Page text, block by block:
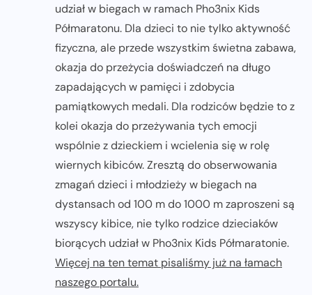
udział w biegach w ramach Pho3nix Kids
Półmaratonu. Dla dzieci to nie tylko aktywność
fizyczna, ale przede wszystkim świetna zabawa,
okazja do przeżycia doświadczeń na długo
zapadających w pamięci i zdobycia
pamiątkowych medali. Dla rodziców będzie to z
kolei okazja do przeżywania tych emocji
wspólnie z dzieckiem i wcielenia się w rolę
wiernych kibiców. Zresztą do obserwowania
zmagań dzieci i młodzieży w biegach na
dystansach od 100 m do 1000 m zaproszeni są
wszyscy kibice, nie tylko rodzice dzieciaków
biorących udział w Pho3nix Kids Półmaratonie.
Więcej na ten temat pisaliśmy już na łamach
naszego portalu.